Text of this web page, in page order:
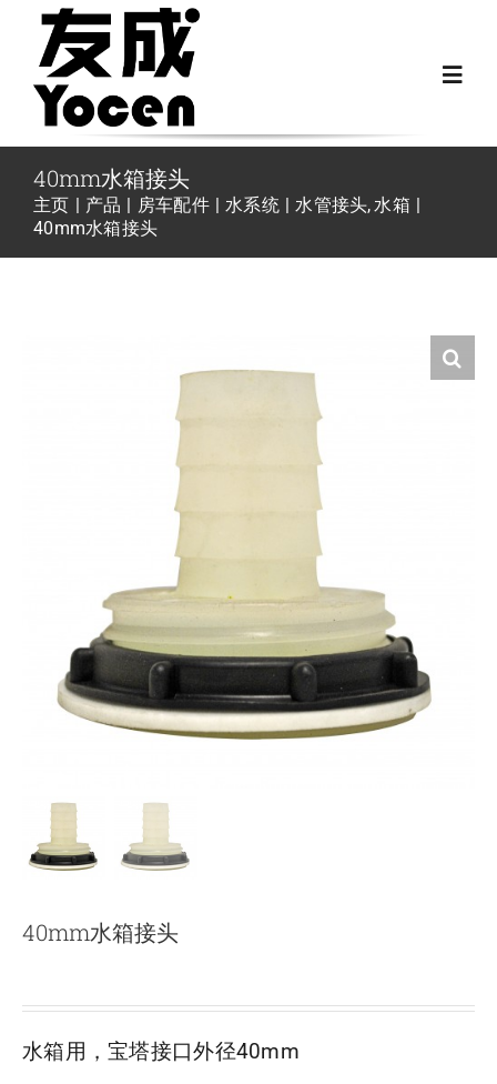
首页
关于我们
联系我们
40mm水箱接头
主页 产品 房车配件 水系统 水管接头 水箱
40mm水箱接头
40mm水箱接头
水箱用，宝塔接口外径40mm